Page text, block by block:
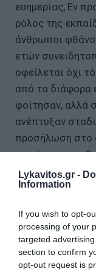
Lykavitos.gr -
Information
If you wish to opt-
processing of your
targeted
section to confirm
opt-out request is
ευημερίας, Εν
ρόλος της
άνθρωποι
ετών
οφείλεται όχι
από τα διάφορα
φοίτησαν, αλλά
ανέπτυξαν
προσήλωση στο
ικανότητα κ.α.
προάγονται με
σχολεία και τα
εργασιών και
κατευθύνσεις
το